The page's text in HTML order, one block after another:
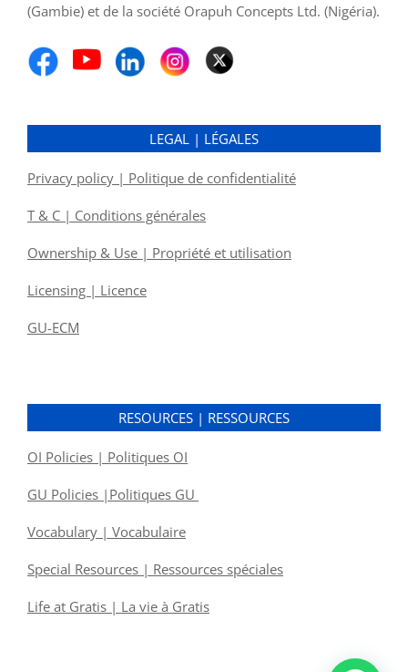
(Gambie) et de la société Orapuh Concepts Ltd. (Nigéria).
LEGAL | LÉGALES
Privacy policy | Politique de confidentialité
T & C | Conditions générales
Ownership & Use | Propriété et utilisation
Licensing | Licence
GU-ECM
RESOURCES | RESSOURCES
OI Policies | Politiques OI
GU Policies |Politiques GU
Vocabulary | Vocabulaire
Special Resources | Ressources spéciales
Life at Gratis | La vie à Gratis